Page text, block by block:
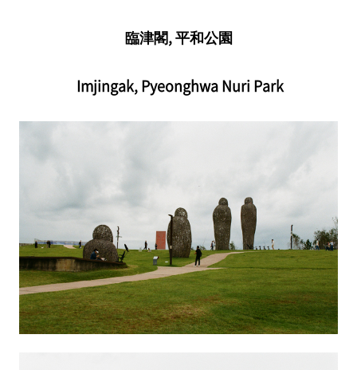
臨津閣,平和公園
Imjingak, Pyeonghwa Nuri Park